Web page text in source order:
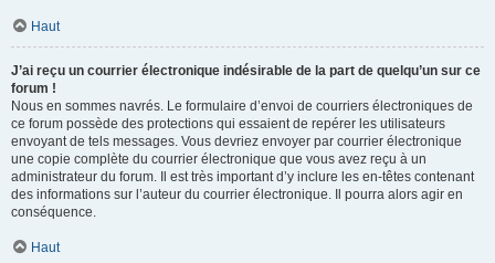
Haut
J’ai reçu un courrier électronique indésirable de la part de quelqu’un sur ce
forum !
Nous en sommes navrés. Le formulaire d’envoi de courriers électroniques de
ce forum possède des protections qui essaient de repérer les utilisateurs
envoyant de tels messages. Vous devriez envoyer par courrier électronique
une copie complète du courrier électronique que vous avez reçu à un
administrateur du forum. Il est très important d’y inclure les en-têtes contenant
des informations sur l’auteur du courrier électronique. Il pourra alors agir en
conséquence.
Haut